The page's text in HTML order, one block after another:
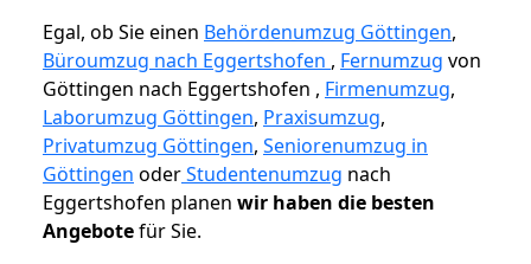
Egal, ob Sie einen Behördenumzug Göttingen,
Büroumzug nach Eggertshofen , Fernumzug von
Göttingen nach Eggertshofen , Firmenumzug,
Laborumzug Göttingen, Praxisumzug,
Privatumzug Göttingen, Seniorenumzug in
Göttingen oderStudentenumzug nach
Eggertshofen planen wir haben die besten
Angebotefür Sie.